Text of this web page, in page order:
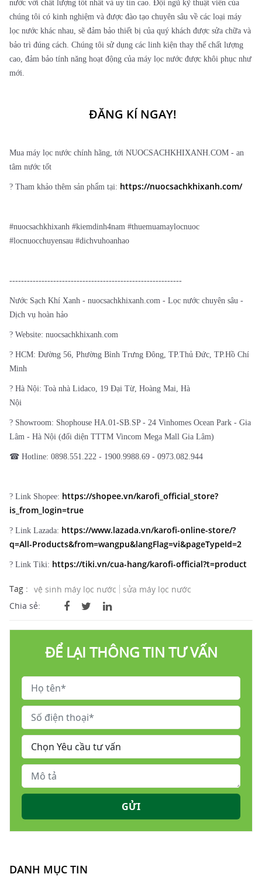
nước với chất lượng tốt nhất và uy tín cao. Đội ngũ kỹ thuật viên của
chúng tôi có kinh nghiệm và được đào tạo chuyên sâu về các loại máy
lọc nước khác nhau, sẽ đảm bảo thiết bị của quý khách được sửa chữa và
bảo trì đúng cách. Chúng tôi sử dụng các linh kiện thay thế chất lượng
cao, đảm bảo tính năng hoạt động của máy lọc nước được khôi phục như
mới.
ĐĂNG KÍ NGAY!
Mua máy lọc nước chính hãng, tới NUOCSACHKHIXANH.COM - an
tâm nước tốt
? Tham khảo thêm sản phẩm tại: https://nuocsachkhixanh.com/
#nuocsachkhixanh #kiemdinh4nam #thuemuamaylocnuoc
#locnuocchuyensau #dichvuhoanhao
-----------------------------------------------------------
Nước Sạch Khí Xanh - nuocsachkhixanh.com - Lọc nước chuyên sâu -
Dịch vụ hoàn hảo
? Website: nuocsachkhixanh.com
? HCM: Đường 56, Phường Bình Trưng Đông, TP.Thủ Đức, TP.Hồ Chí
Minh
? Hà Nội: Toà nhà Lidaco, 19 Đại Từ, Hoàng Mai, Hà
Nội
? Showroom: Shophouse HA.01-SB.SP - 24 Vinhomes Ocean Park - Gia
Lâm - Hà Nội (đối diện TTTM Vincom Mega Mall Gia Lâm)
☎ Hotline: 0898.551.222 - 1900.9988.69 - 0973.082.944
? Link Shopee: https://shopee.vn/karofi_official_store?
is_from_login=true
? Link Lazada: https://www.lazada.vn/karofi-online-store/?
q=All-Products&from=wangpu&langFlag=vi&pageTypeId=2
? Link Tiki: https://tiki.vn/cua-hang/karofi-official?t=product
Tag : vệ sinh máy lọc nước
sửa máy lọc nước
Chia sẻ:
ĐỂ LẠI THÔNG TIN TƯ VẤN
GỬI
DANH MỤC TIN